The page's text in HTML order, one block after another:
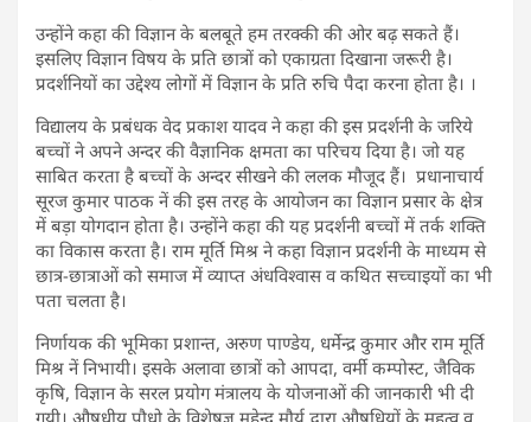
उन्होंने कहा की विज्ञान के बलबूते हम तरक्की की ओर बढ़ सकते हैं।
इसलिए विज्ञान विषय के प्रति छात्रों को एकाग्रता दिखाना जरूरी है।
प्रदर्शनियों का उद्देश्य लोगों में विज्ञान के प्रति रुचि पैदा करना होता है। ।
विद्यालय के प्रबंधक वेद प्रकाश यादव ने कहा की इस प्रदर्शनी के जरिये
बच्चों ने अपने अन्दर की वैज्ञानिक क्षमता का परिचय दिया है। जो यह
साबित करता है बच्चों के अन्दर सीखने की ललक मौजूद हैं। प्रधानाचार्य
सूरज कुमार पाठक नें की इस तरह के आयोजन का विज्ञान प्रसार के क्षेत्र
में बड़ा योगदान होता है। उन्होंने कहा की यह प्रदर्शनी बच्चों में तर्क शक्ति
का विकास करता है। राम मूर्ति मिश्र ने कहा विज्ञान प्रदर्शनी के माध्यम से
छात्र-छात्राओं को समाज में व्याप्त अंधविश्वास व कथित सच्चाइयों का भी
पता चलता है।
निर्णायक की भूमिका प्रशान्त, अरुण पाण्डेय, धर्मेन्द्र कुमार और राम मूर्ति
मिश्र नें निभायी। इसके अलावा छात्रों को आपदा, वर्मी कम्पोस्ट, जैविक
कृषि, विज्ञान के सरल प्रयोग मंत्रालय के योजनाओं की जानकारी भी दी